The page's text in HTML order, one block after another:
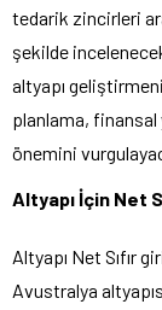
tedarik zincirleri
şekilde
altyapı
planlama,
önemini
Altyapı İçin Net
Altyapı Net Sıfır
Avustralya